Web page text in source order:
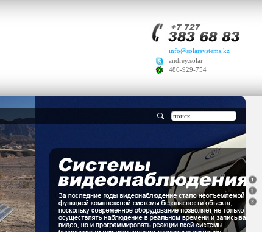
info@solarsystems.kz
andrey.solar
486-929-754